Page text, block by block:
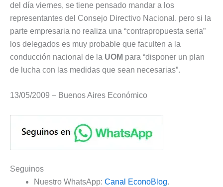
del día viernes, se tiene pensado mandar a los
representantes del Consejo Directivo Nacional. pero si la
parte empresaria no realiza una “contrapropuesta seria”
los delegados es muy probable que faculten a la
conducción nacional de la UOM para “disponer un plan
de lucha con las medidas que sean necesarias”.
13/05/2009 – Buenos Aires Económico
Seguinos
Nuestro WhatsApp: Canal EconoBlog.